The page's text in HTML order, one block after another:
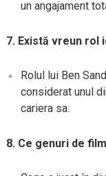
un angajament
7. Există vreun rol
Rolul lui Ben
considerat unul
cariera sa.
8. Ce genuri de